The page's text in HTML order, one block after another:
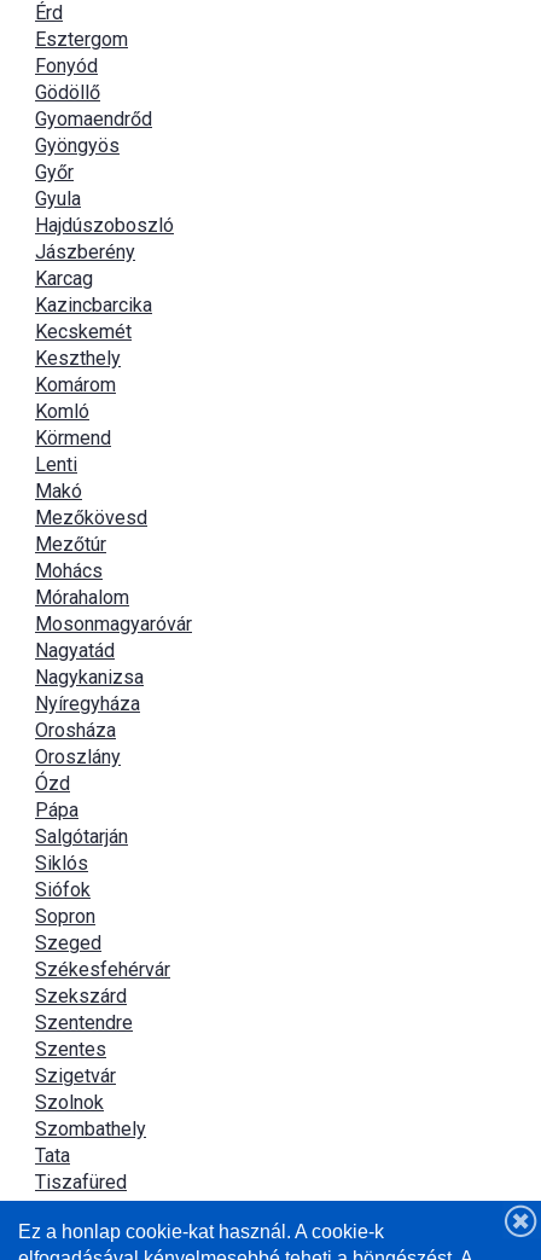
Érd
Esztergom
Fonyód
Gödöllő
Gyomaendrőd
Gyöngyös
Győr
Gyula
Hajdúszoboszló
Jászberény
Karcag
Kazincbarcika
Kecskemét
Keszthely
Komárom
Komló
Körmend
Lenti
Makó
Mezőkövesd
Mezőtúr
Mohács
Mórahalom
Mosonmagyaróvár
Nagyatád
Nagykanizsa
Nyíregyháza
Orosháza
Oroszlány
Ózd
Pápa
Salgótarján
Siklós
Siófok
Sopron
Szeged
Székesfehérvár
Szekszárd
Szentendre
Szentes
Szigetvár
Szolnok
Szombathely
Tata
Tiszafüred
Újszász
Ez a honlap cookie-kat használ. A cookie-k